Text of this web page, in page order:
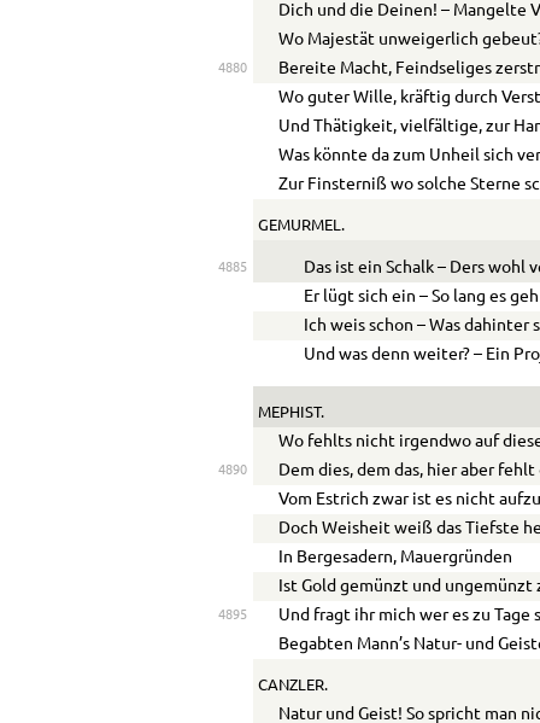
Dich und die Deinen! – Mangelte
Wo Majestät unweigerlich
4880
Bereite Macht, Feindseliges
Wo guter Wille, kräftig durch
Und Thätigkeit, vielfältige, zur
Was könnte da zum Unheil sich
Zur Finsterniß wo solche Sterne
GEMURMEL.
4885
Das ist ein Schalk – Ders wohl
Er lügt sich ein – So lang es
Ich weis schon – Was dahinter
Und was denn weiter? – Ein
MEPHIST.
Wo fehlts nicht irgendwo auf
4890
Dem dies, dem das, hier aber fehlt
Vom Estrich zwar ist es nicht
Doch Weisheit weiß das Tiefste
In Bergesadern, Mauergründen
Ist Gold gemünzt und ungemünzt
4895
Und fragt ihr mich wer es zu Tage
Begabten Mann’s Natur- und
CANZLER.
Natur und Geist! So spricht man